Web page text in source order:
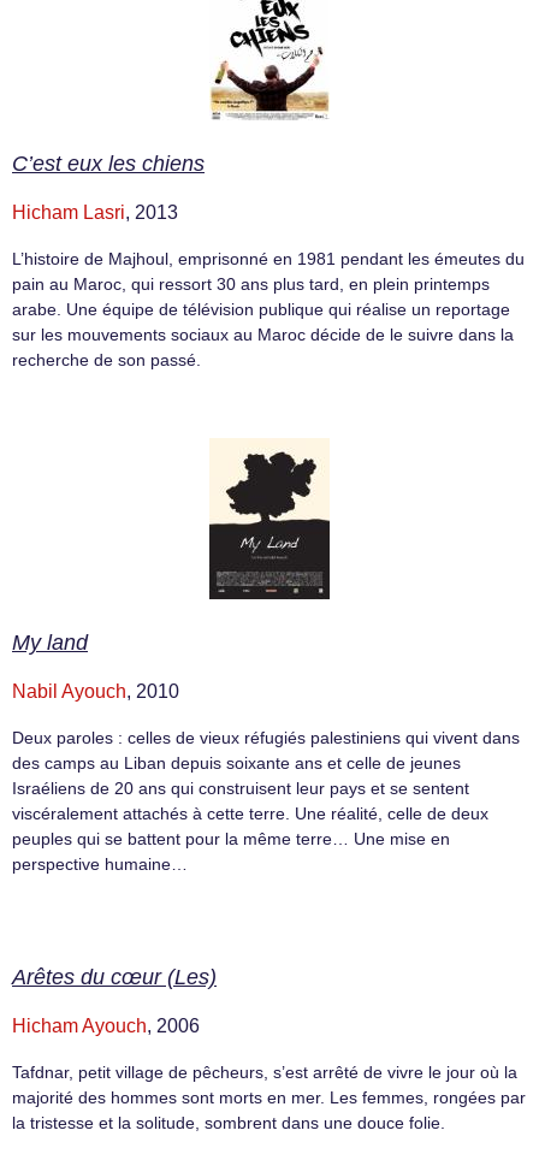
C’est eux les chiens
Hicham Lasri, 2013
L’histoire de Majhoul, emprisonné en 1981 pendant les émeutes du
pain au Maroc, qui ressort 30 ans plus tard, en plein printemps
arabe. Une équipe de télévision publique qui réalise un reportage
sur les mouvements sociaux au Maroc décide de le suivre dans la
recherche de son passé.
My land
Nabil Ayouch, 2010
Deux paroles : celles de vieux réfugiés palestiniens qui vivent dans
des camps au Liban depuis soixante ans et celle de jeunes
Israéliens de 20 ans qui construisent leur pays et se sentent
viscéralement attachés à cette terre. Une réalité, celle de deux
peuples qui se battent pour la même terre… Une mise en
perspective humaine…
Arêtes du cœur (Les)
Hicham Ayouch, 2006
Tafdnar, petit village de pêcheurs, s’est arrêté de vivre le jour où la
majorité des hommes sont morts en mer. Les femmes, rongées par
la tristesse et la solitude, sombrent dans une douce folie.